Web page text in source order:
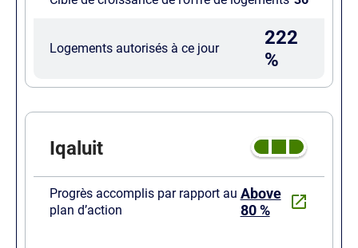
Logements autorisés à ce jour
222
%
Iqaluit
Progrès accomplis par rapport au
plan d’action
Above
80 %